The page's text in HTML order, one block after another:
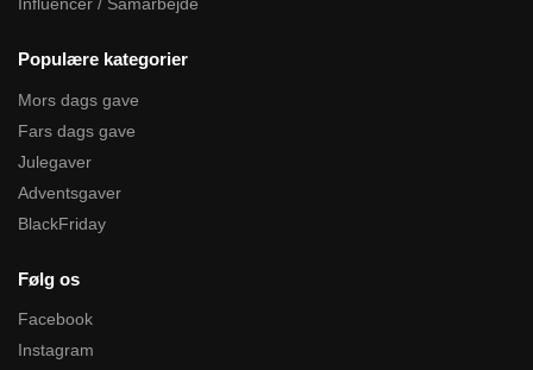
Populære kategorier
Mors dags gave
Fars dags gave
Julegaver
Adventsgaver
BlackFriday
Følg os
Facebook
Instagram